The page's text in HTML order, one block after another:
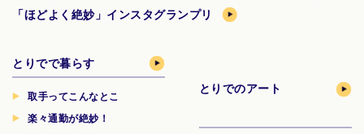
「ほどよく絶妙」インスタグランプリ
とりでで暮らす
取手ってこんなとこ
楽々通勤が絶妙！
とりでのアート